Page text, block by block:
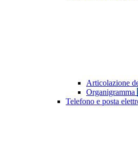
Articolazione
Organigramma
Telefono e posta